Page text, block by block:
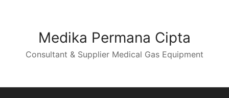
Medika Permana Cipta
Consultant & Supplier Medical Gas Equipment